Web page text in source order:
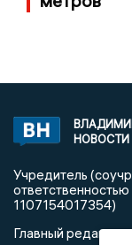
НОВОСТИ
Учредитель
1107154017354)
Главный